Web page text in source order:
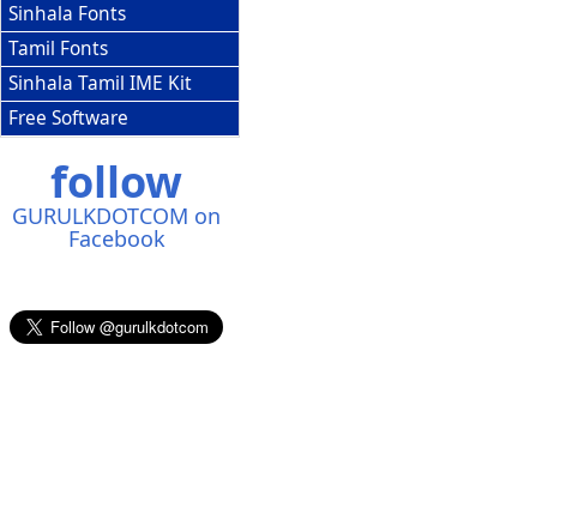
Sinhala Fonts
Tamil Fonts
Sinhala Tamil IME Kit
Free Software
follow
GURULKDOTCOM on
Facebook